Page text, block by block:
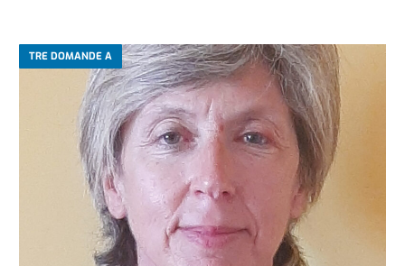
TRE DOMANDE A